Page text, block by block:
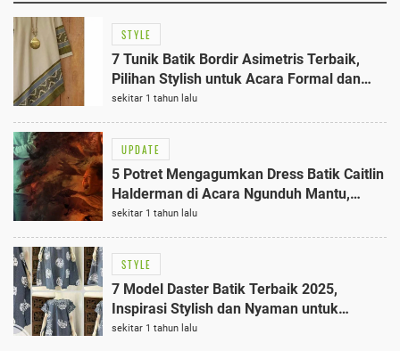
STYLE
7 Tunik Batik Bordir Asimetris Terbaik,
Pilihan Stylish untuk Acara Formal dan
Casual
sekitar 1 tahun lalu
UPDATE
5 Potret Mengagumkan Dress Batik Caitlin
Halderman di Acara Ngunduh Mantu,
Tampilan Elegan Terungkap
sekitar 1 tahun lalu
STYLE
7 Model Daster Batik Terbaik 2025,
Inspirasi Stylish dan Nyaman untuk
Keseharian
sekitar 1 tahun lalu